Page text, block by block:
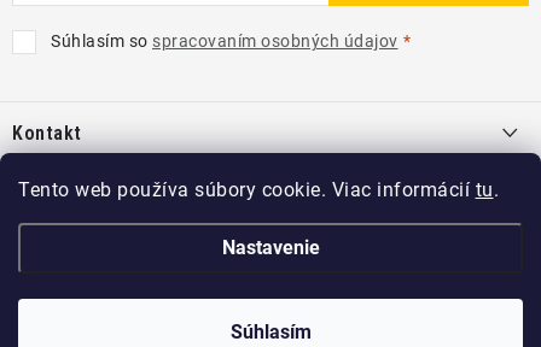
Tento web používa súbory cookie. Viac informácií tu.
Nastavenie
Súhlasím
Súhlasím so spracovaním osobných údajov
pKontakt
info @ kcshop.sk
+421 918 725 111
Kategórie
O nás
KCshop.sk. Všetky práva vyhradené.